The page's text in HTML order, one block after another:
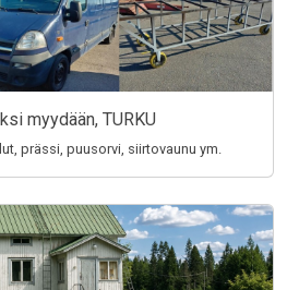
myydään, TURKU
prässi, puusorvi, siirtovaunu ym.